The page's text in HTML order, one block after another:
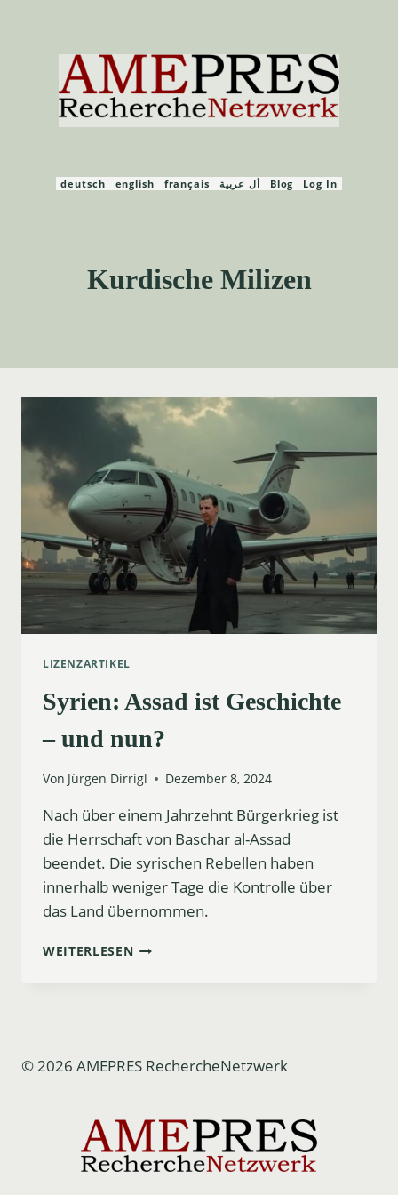
springen
deutsch english français أل عربية Blog Log In
Kurdische Milizen
LIZENZARTIKEL
Syrien: Assad ist Geschichte
– und nun?
Von Jürgen Dirrigl Dezember 8, 2024
Nach über einem Jahrzehnt Bürgerkrieg ist
die Herrschaft von Baschar al-Assad
beendet. Die syrischen Rebellen haben
innerhalb weniger Tage die Kontrolle über
das Land übernommen.
WEITERLESENSYRIEN:
NUN?
© 2026 AMEPRES RechercheNetzwerk